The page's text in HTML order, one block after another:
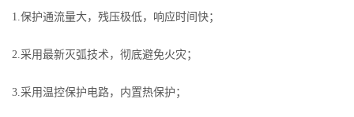
1.保护通流量大，残压极低，响应时间快；
2.采用最新灭弧技术，彻底避免火灾；
3.采用温控保护电路，内置热保护；